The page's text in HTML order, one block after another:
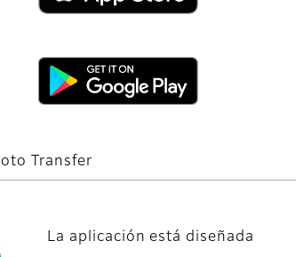
Transfer
La aplicación está diseñada